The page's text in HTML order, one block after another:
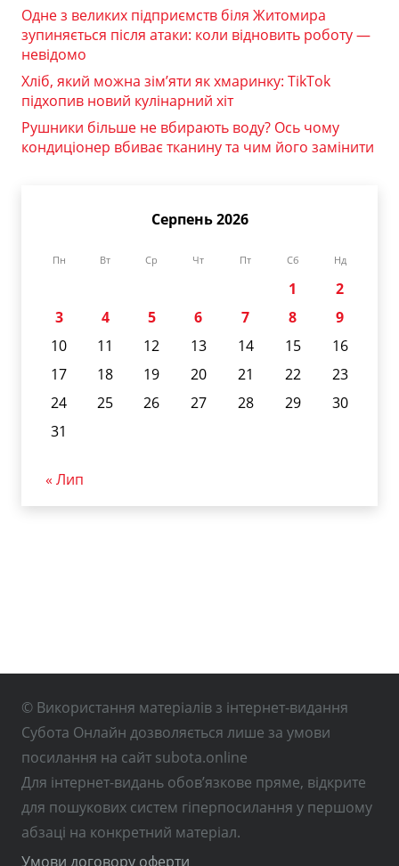
Одне з великих підприємств біля Житомира
зупиняється після атаки: коли відновить роботу —
невідомо
Хліб, який можна зім’яти як хмаринку: TikTok
підхопив новий кулінарний хіт
Рушники більше не вбирають воду? Ось чому
кондиціонер вбиває тканину та чим його замінити
Серпень 2026
Пн Вт Ср Чт Пт Сб Нд
1
2
3
4 5 6 7 8
9
10
11 12 13 14 15
16
17
18 19 20 21 22
23
24
25 26 27 28 29
30
31
« Лип
© Використання матеріалів з інтернет-видання
Субота Онлайн дозволяється лише за умови
посилання на сайт subota.online
Для інтернет-видань обов’язкове пряме, відкрите
для пошукових систем гіперпосилання у першому
абзаці на конкретний матеріал.
Умови договору оферти